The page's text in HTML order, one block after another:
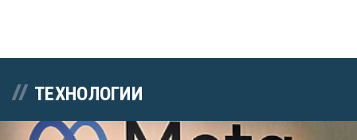
ТЕХНОЛОГИИ